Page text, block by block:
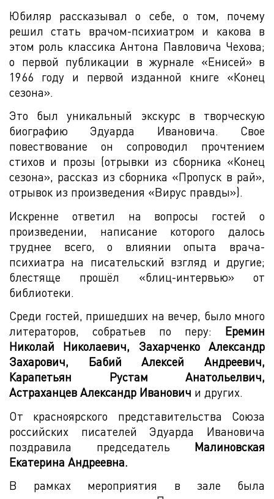
Юбиляр рассказывал о себе, о том, почему
решил стать врачом-психиатром и какова в
этом роль классика Антона Павловича Чехова;
о первой публикации в журнале «Енисей» в
1966 году и первой изданной книге «Конец
сезона».
Это был уникальный экскурс в творческую
биографию Эдуарда Ивановича. Свое
повествование он сопроводил прочтением
стихов и прозы (отрывки из сборника «Конец
сезона», рассказ из сборника «Пропуск в рай»,
отрывок из произведения «Вирус правды»).
Искренне ответил на вопросы гостей о
произведении, написание которого далось
труднее всего, о влиянии опыта врача-
психиатра на писательский взгляд и другие;
блестяще прошёл «блиц-интервью» от
библиотеки.
Среди гостей, пришедших на вечер, было много
литераторов, собратьев по перу: Еремин
Николай Николаевич, Захарченко Александр
Захарович, Бабий Алексей Андреевич,
Карапетьян Рустам Анатольелвич,
Астраханцев Александр Иванович и других.
От красноярского представительства Союза
российских писателей Эдуарда Ивановича
поздравила председатель Малиновская
Екатерина Андреевна.
В рамках мероприятия в зале была